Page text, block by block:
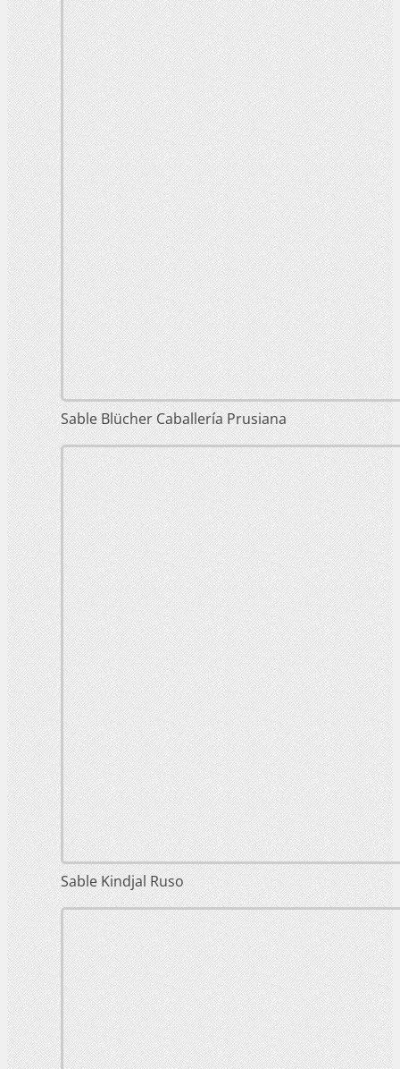
Sable Blücher Caballería Prusiana
Sable Kindjal Ruso